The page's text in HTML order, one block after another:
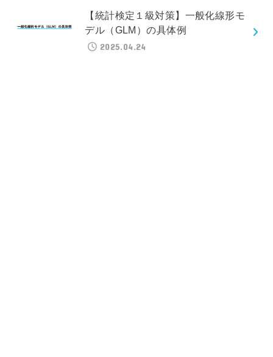
【統計検定１級対策】一般化線形モ
デル（GLM）の具体例
2025.04.24